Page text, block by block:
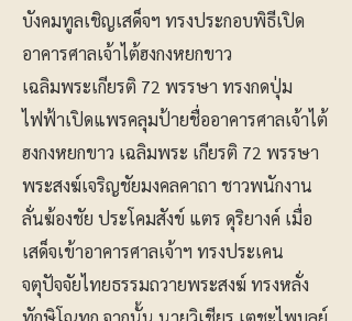
บังคมทูลเชิญเสด็จฯ ทรงประกอบพิธีเปิด
อาคารศาลเจ้าไต้ฮงกงหยกขาว
เฉลิมพระเกียรติ 72 พรรษา ทรงกดปุ่ม
ไฟฟ้าเปิดแพรคลุมป้ายชื่ออาคารศาลเจ้าไต้
ฮงกงหยกขาว เฉลิมพระ เกียรติ 72 พรรษา
พระสงฆ์เจริญชัยมงคลคาถา ชาวพนักงาน
ลั่นฆ้องชัย ประโคมสังข์ แตร ดุริยางค์ เมื่อ
เสด็จเข้าอาคารศาลเจ้าฯ ทรงประเคน
จตุปัจจัยไทยธรรมถวายพระสงฆ์ ทรงหลั่ง